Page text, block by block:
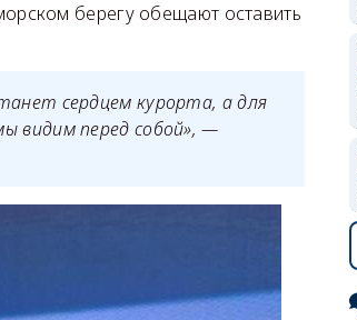
берегу обещают оставить
сердцем курорта, а для
видим перед собой», —